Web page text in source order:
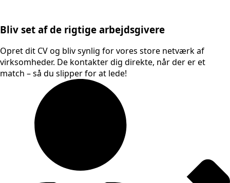
Bliv set af de rigtige arbejdsgivere
Opret dit CV og bliv synlig for vores store netværk af
virksomheder. De kontakter dig direkte, når der er et
match – så du slipper for at lede!